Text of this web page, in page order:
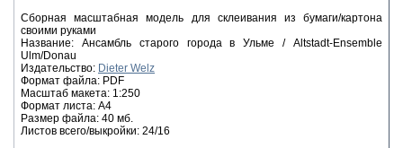
Сборная масштабная модель для склеивания из бумаги/картона
своими руками
Название: Ансамбль старого города в Ульме / Altstadt-Ensemble
Ulm/Donau
Издательство: Dieter Welz
Формат файла: PDF
Масштаб макета: 1:250
Формат листа: А4
Размер файла: 40 мб.
Листов всего/выкройки: 24/16